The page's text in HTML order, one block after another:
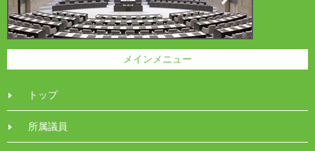
メインメニュー
トップ
所属議員